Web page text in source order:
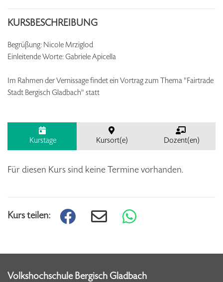
KURSBESCHREIBUNG
Begrüßung: Nicole Mrziglod
Einleitende Worte: Gabriele Apicella
Im Rahmen der Vernissage findet ein Vortrag zum Thema "Fairtrade
Stadt Bergisch Gladbach" statt
Kurstage Kursort(e) Dozent(en)
Für diesen Kurs sind keine Termine vorhanden.
Kurs teilen:
Volkshochschule Bergisch Gladbach